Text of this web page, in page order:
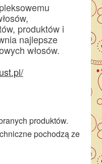
produktów i
najlepsze
włosów.
produktów.
pochodzą ze